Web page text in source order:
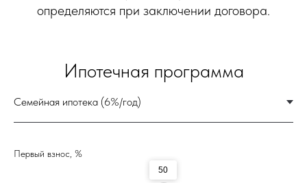
Первый взнос, %
50